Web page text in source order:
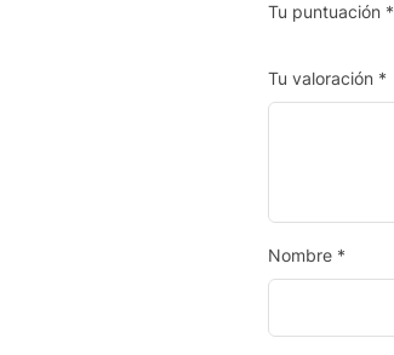
Tu puntuación *
Tu valoración *
Nombre *